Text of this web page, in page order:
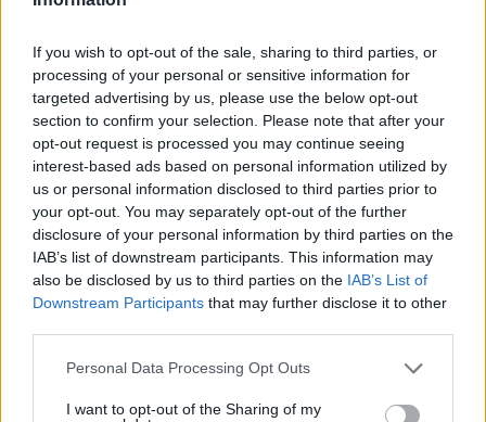
If you wish to opt-out of the sale, sharing to third parties, or
processing of your personal or sensitive information for
targeted advertising by us, please use the below opt-out
section to confirm your selection. Please note that after your
opt-out request is processed you may continue seeing
interest-based ads based on personal information utilized by
us or personal information disclosed to third parties prior to
your opt-out. You may separately opt-out of the further
disclosure of your personal information by third parties on the
IAB’s list of downstream participants. This information may
also be disclosed by us to third parties on the IAB’s List of
Downstream Participants that may further disclose it to other
Please note that this website/app uses one or more Google
not limited to your visit or usage behaviour. You may click to
Personal Data Processing Opt Outs
I want to opt-out of the Sharing of my
Και ενώ μια γυναίκα δεν επιτρέπεται να κάνει
γειτονική Ιταλίακαι να κάνει εκεί, χωρίς να
περάσει από έλεγχο διαβατηρίων ή να
χρειαστεί να ανταλλάξει νόμισμα, αφού η
Μάλτα ανήκει στηνΕυρωπαϊκή Ένωση.Αν και
δεν υπάρχουν επίσημα στοιχεία για τον αριθμό
των γυναικών που ταξιδεύουν από τη Μάλτα σε
άλλες χώρες της Ε.Ε. για να υποβληθούν σε
άμβλωση, διεθνείς οργανώσεις εκτιμούν ότι
είναι 300 ανά έτος. Σαν αποτέλεσμα, η
άμβλωση είναι ένα δικαίωμα μόνο για τους
ανταπεξέλθουν στο κόστος αυτού του ταξιδιού.